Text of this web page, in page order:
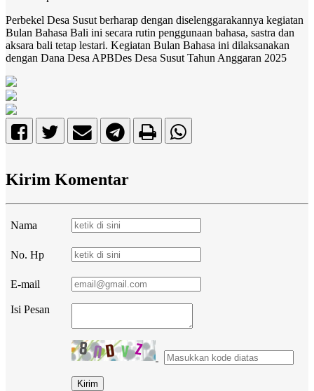
Perbekel Desa Susut berharap dengan diselenggarakannya kegiatan
Bulan Bahasa Bali ini secara rutin penggunaan bahasa, sastra dan
aksara bali tetap lestari. Kegiatan Bulan Bahasa ini dilaksanakan
dengan Dana Desa APBDes Desa Susut Tahun Anggaran 2025
Kirim Komentar
Nama
No. Hp
E-mail
Isi Pesan